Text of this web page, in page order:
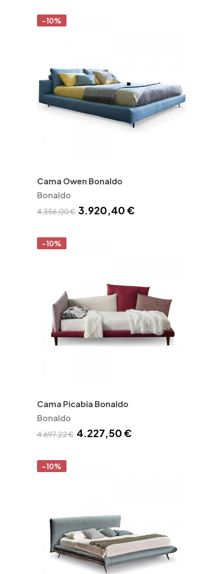
-10%
Cama Owen Bonaldo
Bonaldo
4.356,00 € 3.920,40 €
-10%
Cama Picabia Bonaldo
Bonaldo
4.697,22 € 4.227,50 €
-10%